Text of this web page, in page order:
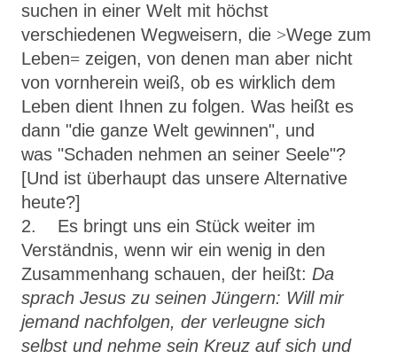
suchen in einer Welt mit höchst
verschiedenen Wegweisern, die >Wege zum
Leben= zeigen, von denen man aber nicht
von vornherein weiß, ob es wirklich dem
Leben dient Ihnen zu folgen. Was heißt es
dann "die ganze Welt gewinnen", und
was "Schaden neh­men an seiner Seele"?
[Und ist überhaupt das unsere Alternative
heute?]
2. Es bringt uns ein Stück weiter im
Verständnis, wenn wir ein wenig in den
Zusammenhang schauen, der heißt: Da
sprach Jesus zu seinen Jün­gern: Will mir
jemand nachfolgen, der verleugne sich
selbst und nehme sein Kreuz auf sich und